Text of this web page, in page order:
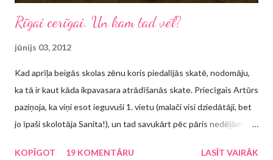
Rīgai cerīgai. Un kam tad vēl?
jūnijs 03, 2012
Kad aprīļa beigās skolas zēnu koris piedalījās skatē, nodomāju,
ka tā ir kaut kāda ikpavasara atrādīšanās skate. Priecīgais Artūrs
paziņoja, ka viņi esot ieguvuši 1. vietu (malači visi dziedātāji, bet
jo īpaši skolotāja Sanita!), un tad savukārt pēc pāris nedēļām
KOPĪGOT 19 KOMENTĀRU LASĪT VAIRĀK